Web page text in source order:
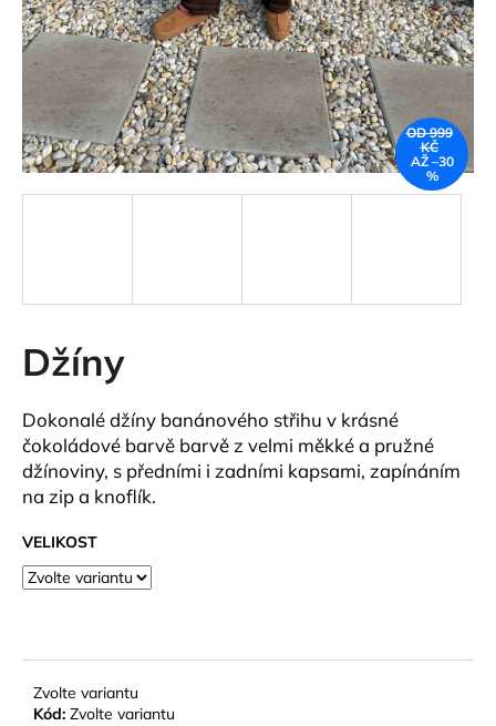
Džíny
Dokonalé džíny banánového střihu v krásné
čokoládové barvě barvě z velmi měkké a pružné
džínoviny, s předními i zadními kapsami, zapínáním
na zip a knoflík.
VELIKOST
Zvolte variantu
Kód: Zvolte variantu
OD 999
KČ
AŽ –30
%
a
j
í
t
?
D
o
o
r
u
č
j
e
m